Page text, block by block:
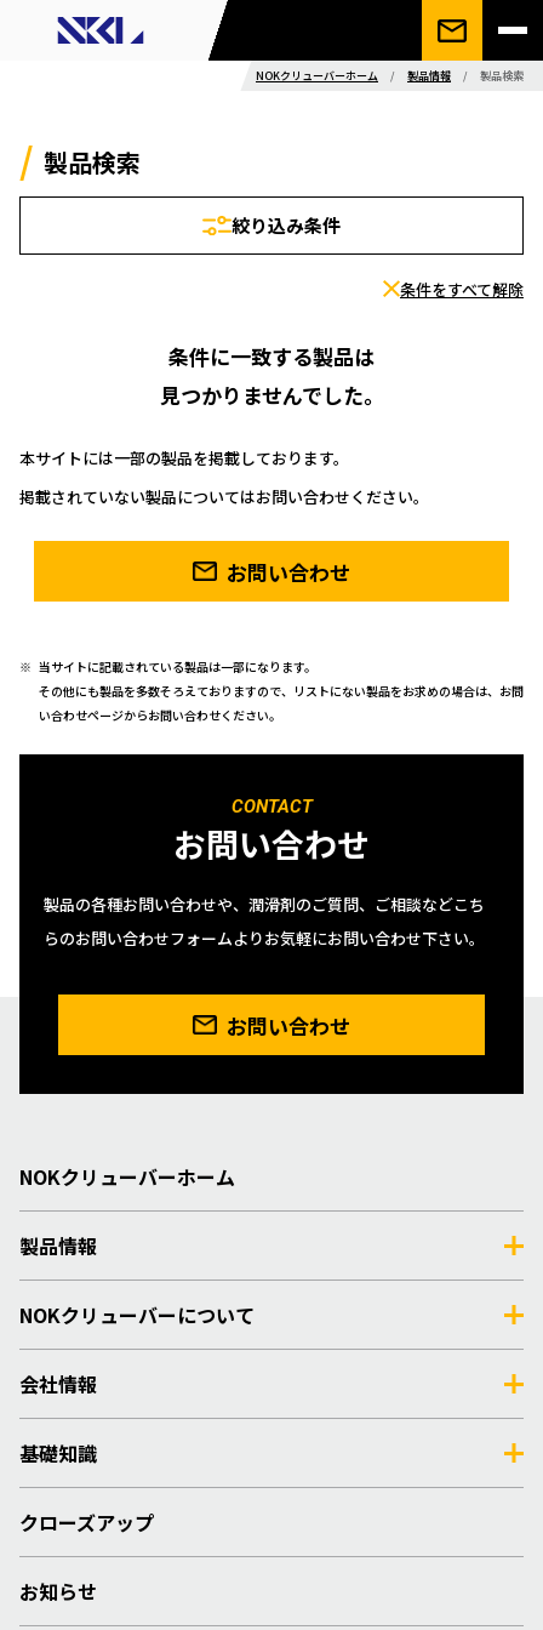
NOKクリューバーホーム / 製品情報 / 製品検索
製品検索
絞り込み条件
条件をすべて解除
条件に一致する製品は
見つかりませんでした。
本サイトには一部の製品を掲載しております。
掲載されていない製品についてはお問い合わせください。
お問い合わせ
当サイトに記載されている製品は一部になります。
その他にも製品を多数そろえておりますので、リストにない製品をお求めの場合は、お問
い合わせページからお問い合わせください。
CONTACT
お問い合わせ
製品の各種お問い合わせや、潤滑剤のご質問、ご相談などこち
らのお問い合わせフォームよりお気軽にお問い合わせ下さい。
お問い合わせ
NOKクリューバーホーム
製品情報
NOKクリューバーについて
会社情報
基礎知識
クローズアップ
お知らせ